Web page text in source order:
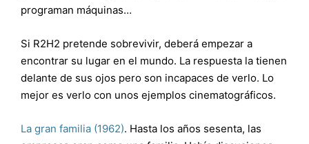
programan máquinas…
Si R2H2 pretende sobrevivir, deberá empezar a
encontrar su lugar en el mundo. La respuesta la tienen
delante de sus ojos pero son incapaces de verlo. Lo
mejor es verlo con unos ejemplos cinematográficos.
La gran familia (1962). Hasta los años sesenta, las